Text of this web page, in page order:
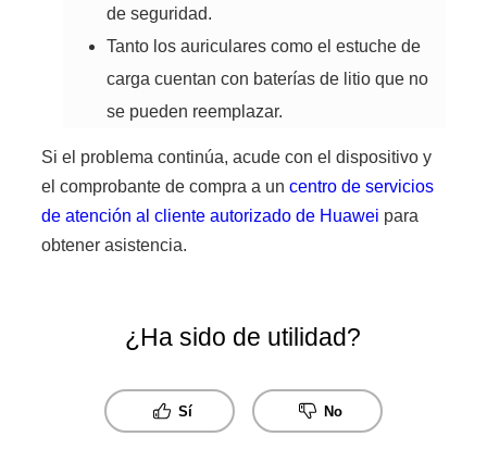
de seguridad.
Tanto los auriculares como el estuche de
carga cuentan con baterías de litio que no
se pueden reemplazar.
Si el problema continúa, acude con el dispositivo y
el comprobante de compra a uncentro de servicios
de atención al cliente autorizado de Huawei para
obtener asistencia.
¿Ha sido de utilidad?
Sí No